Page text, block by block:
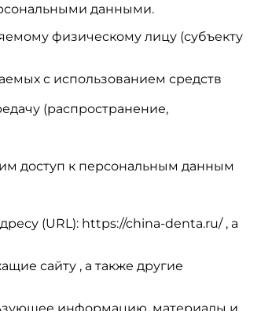
данными.
физическому лицу (субъекту
с использованием средств
(распространение,
доступ к персональным данным
(URL): https://china-denta.ru/ , а
сайту , а также другие
информацию, материалы и